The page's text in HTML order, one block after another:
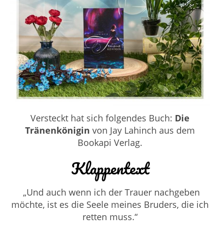
Versteckt hat sich folgendes Buch: Die
Tränenkönigin von Jay Lahinch aus dem
Bookapi Verlag.
Klappentext
„Und auch wenn ich der Trauer nachgeben
möchte, ist es die Seele meines Bruders, die ich
retten muss.“